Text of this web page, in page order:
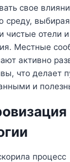
свое
среду, выбирая
чистые отели
Местные
активно
что делает
и
процесс